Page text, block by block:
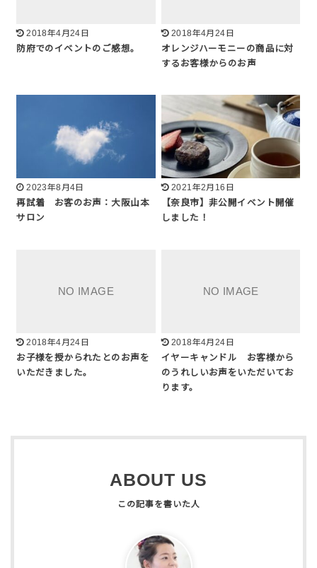
2018年4月24日
防府でのイベントのご感想。
2018年4月24日
オレンジハーモニーの商品に対
するお客様からのお声
2023年8月4日
再試着 お客のお声：大阪山本
サロン
2021年2月16日
【奈良市】非公開イベント開催
しました！
2018年4月24日
お子様を授かられたとのお声を
いただきました。
2018年4月24日
イヤーキャンドル お客様から
のうれしいお声をいただいてお
ります。
ABOUT US